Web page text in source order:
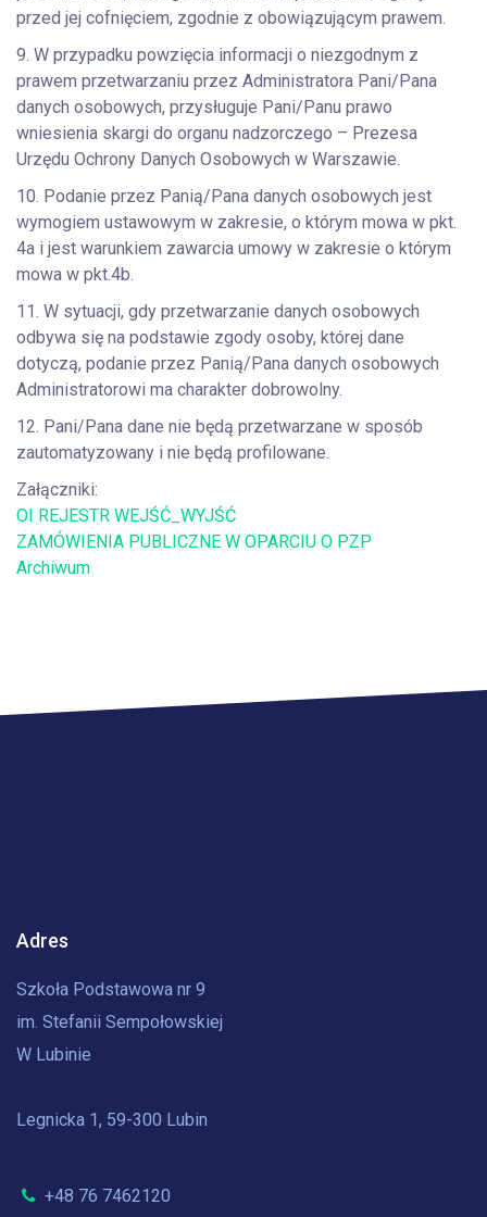
przed jej cofnięciem, zgodnie z obowiązującym prawem.
9. W przypadku powzięcia informacji o niezgodnym z
prawem przetwarzaniu przez Administratora Pani/Pana
danych osobowych, przysługuje Pani/Panu prawo
wniesienia skargi do organu nadzorczego – Prezesa
Urzędu Ochrony Danych Osobowych w Warszawie.
10. Podanie przez Panią/Pana danych osobowych jest
wymogiem ustawowym w zakresie, o którym mowa w pkt.
4a i jest warunkiem zawarcia umowy w zakresie o którym
mowa w pkt.4b.
11. W sytuacji, gdy przetwarzanie danych osobowych
odbywa się na podstawie zgody osoby, której dane
dotyczą, podanie przez Panią/Pana danych osobowych
Administratorowi ma charakter dobrowolny.
12. Pani/Pana dane nie będą przetwarzane w sposób
zautomatyzowany i nie będą profilowane.
Załączniki:
OI REJESTR WEJŚĆ_WYJŚĆ
ZAMÓWIENIA PUBLICZNE W OPARCIU O PZP
Archiwum
Adres
Szkoła Podstawowa nr 9
im. Stefanii Sempołowskiej
W Lubinie
Legnicka 1, 59-300 Lubin
+48 76 7462120